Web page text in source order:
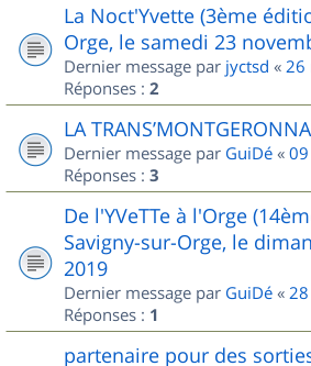
La Noct'Yvette (3ème
Orge, le samedi 23
Dernier message par jyctsd « 26
Réponses : 2
LA
Dernier message par GuiDé «
Réponses : 3
De l'YVeTTe à l'Orge
Savigny-sur-Orge, le
2019
Dernier message par GuiDé «
Réponses : 1
partenaire pour des